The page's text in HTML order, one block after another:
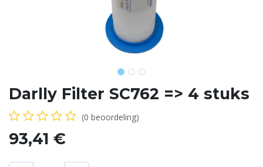
Darlly Filter SC762 => 4 stuks
(0 beoordeling)
93,41 €